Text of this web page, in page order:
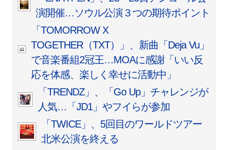
演開催…ソウル公演３つの期待ポイント
「TOMORROW X
TOGETHER（TXT）」、新曲「Deja Vu」
で音楽番組2冠王…MOAに感謝「いい反
応を体感、楽しく幸せに活動中」
「TRENDZ」、「Go Up」チャレンジが
人気…「JD1」やフイらが参加
「TWICE」、5回目のワールドツアー
北米公演を終える